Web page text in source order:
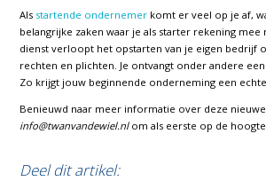
Als startende ondernemerkomt er veel op je af,
belangrijke zaken waar je als starter rekening
dienst verloopt het opstarten van je eigen bedrijf
rechten en plichten. Je ontvangt onder andere
Zo krijgt jouw beginnende onderneming een
Benieuwd naar meer informatie over deze nieuwe
info@twanvandewiel.nlom als eerste op de
Deel dit artikel: